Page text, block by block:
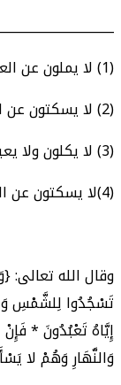
(1) لا يملون عن العبادة التي أمروا بها.
(2) لا يسكتون عن التسبيح.
(3) لا يكلون ولا يعيون.
(4)لا يسكتون عن التسبيح.
وقال الله تعالى:
تَسْجُدُوا لِلشَّمْسِ
إِيَّاهُ تَعْبُدُونَ * فَإِنْ
وَالنَّهَارِ وَهُمْ لا يَسْأَمُونَ (1)}